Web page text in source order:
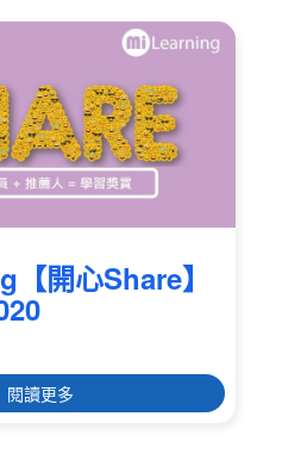
開心Share】
閱讀更多